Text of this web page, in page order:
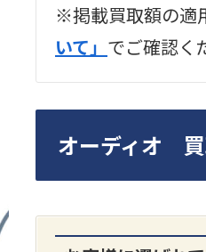
2024年12月更
A3300 真空管
※掲載買取額の適
いて」 でご確認く
オーディオ